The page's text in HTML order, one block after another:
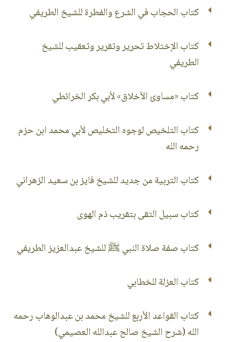
كتاب الحجاب في الشرع والفطرة للشيخ الطريفي
كتاب الإختلاط تحرير وتقرير وتعقيب للشيخ
الطريفي
كتاب «مساوئ الأخلاق» لأبي بكر الخرائطي
كتاب التلخيص لوجوه التخليص لأبي محمد ابن حزم
رحمه الله
كتاب التربية من جديد للشيخ فايز بن سعيد الزهراني
كتاب سبيل التقى بتقريب ذم الهوى
كتاب صفة صلاة النبي ﷺ للشيخ عبدالعزيز الطريفي
كتاب العزلة للخطابي
كتاب القواعد الأربع للشيخ محمد بن عبدالوهاب رحمه
الله (شرح الشيخ صالح عبدالله العصيمي)